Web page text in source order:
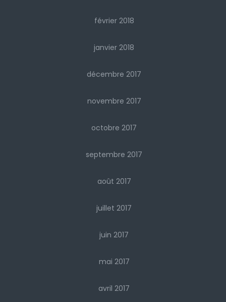
février 2018
janvier 2018
décembre 2017
novembre 2017
octobre 2017
septembre 2017
août 2017
juillet 2017
juin 2017
mai 2017
avril 2017